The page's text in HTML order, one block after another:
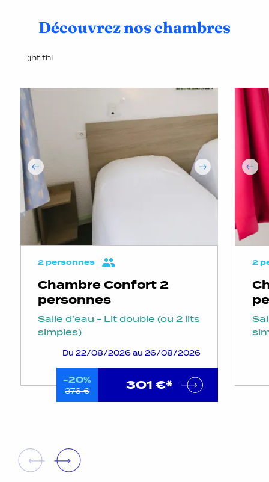
Découvrez nos chambres
;jhflfhl
2 personnes
Chambre Confort 2
personnes
Salle d’eau - Lit double (ou 2 lits
simples)
Du 22/08/2026 au 26/08/2026
-20%
376 € 301 €*
2